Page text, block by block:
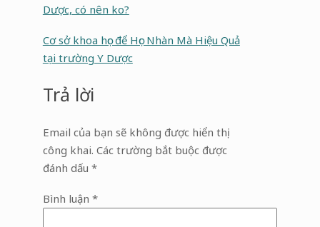
Dược, có nên ko?
Cơ sở khoa học để Học Nhàn Mà Hiệu Quả
tại trường Y Dược
Trả lời
Email của bạn sẽ không được hiển thị
công khai. Các trường bắt buộc được
đánh dấu *
Bình luận *